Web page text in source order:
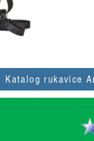
Katalog rukavice